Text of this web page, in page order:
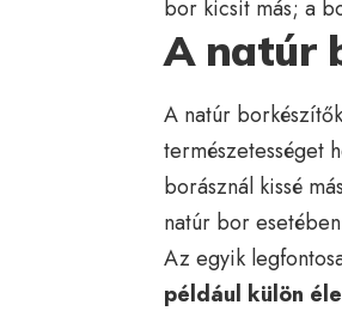
bor kicsit más; a
A natúr
A natúr
természetességet
borásznál kissé
natúr bor
Az egyik
például külön